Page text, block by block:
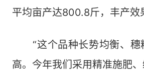
平均亩产达800.8斤，丰产效
“这个品种长势均衡、穗
高。今年我们采用精准施肥、